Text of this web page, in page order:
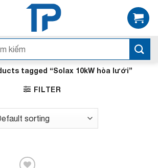
tagged “Solax 10kW hòa lưới”
FILTER